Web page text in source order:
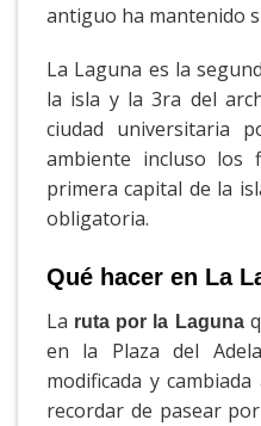
antiguo ha mantenido
La Laguna es la
la isla y la 3ra del
ciudad universitaria
ambiente incluso los
primera capital de la
obligatoria.
Qué hacer en La
La ruta por la Laguna
en la Plaza del
modificada y
recordar de pasear